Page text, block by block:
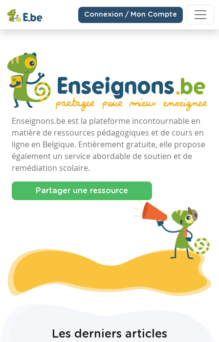
Connexion / Mon Compte
Enseignons.be est la plateforme incontournable en
matière de ressources pédagogiques et de cours en
ligne en Belgique. Entièrement gratuite, elle propose
également un service abordable de soutien et de
remédiation scolaire.
Partager une ressource
Les derniers articles